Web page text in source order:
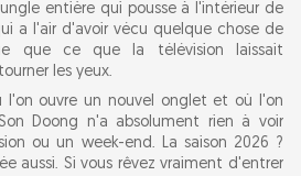
exige physiquement
réellement accessible
la France
entière qui pousse à l'intérieur de
a l'air d'avoir vécu quelque chose de
que ce que la télévision laissait
les yeux.
l'on ouvre un nouvel onglet et où l'on
Doong n'a absolument rien à voir
ou un week-end. La saison 2026 ?
aussi. Si vous rêvez vraiment d'entrer